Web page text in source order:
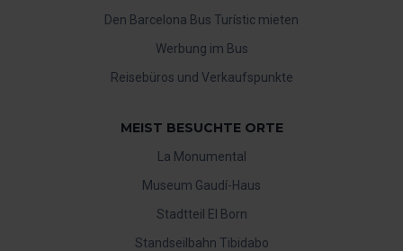
Den Barcelona Bus Turístic mieten
Werbung im Bus
Reisebüros und Verkaufspunkte
MEIST BESUCHTE ORTE
La Monumental
Museum Gaudí-Haus
Stadtteil El Born
Standseilbahn Tibidabo